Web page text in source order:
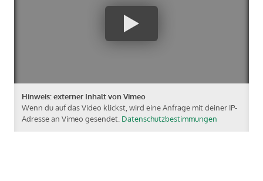
Hinweis: externer Inhalt von Vimeo
Wenn du auf das Video klickst, wird eine Anfrage mit deiner IP-
Adresse an Vimeo gesendet. Datenschutzbestimmungen